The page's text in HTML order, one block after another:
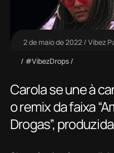
2 de maio de 2022
Vibez
#VibezDrops
Carola se une à
o remix da faixa
Drogas”,